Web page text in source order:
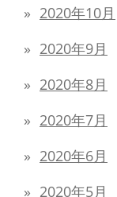
2020年10月
2020年9月
2020年8月
2020年7月
2020年6月
2020年5月